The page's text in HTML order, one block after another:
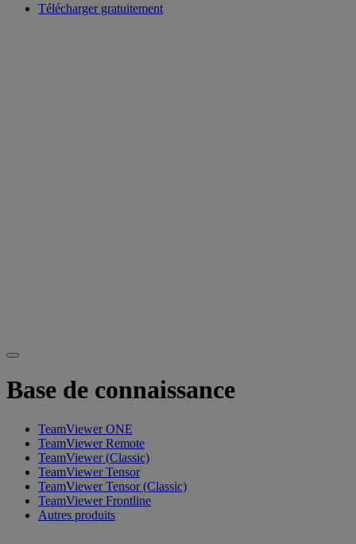
Télécharger gratuitement
Base de connaissance
TeamViewer ONE
TeamViewer Remote
TeamViewer (Classic)
TeamViewer Tensor
TeamViewer Tensor (Classic)
TeamViewer Frontline
Autres produits